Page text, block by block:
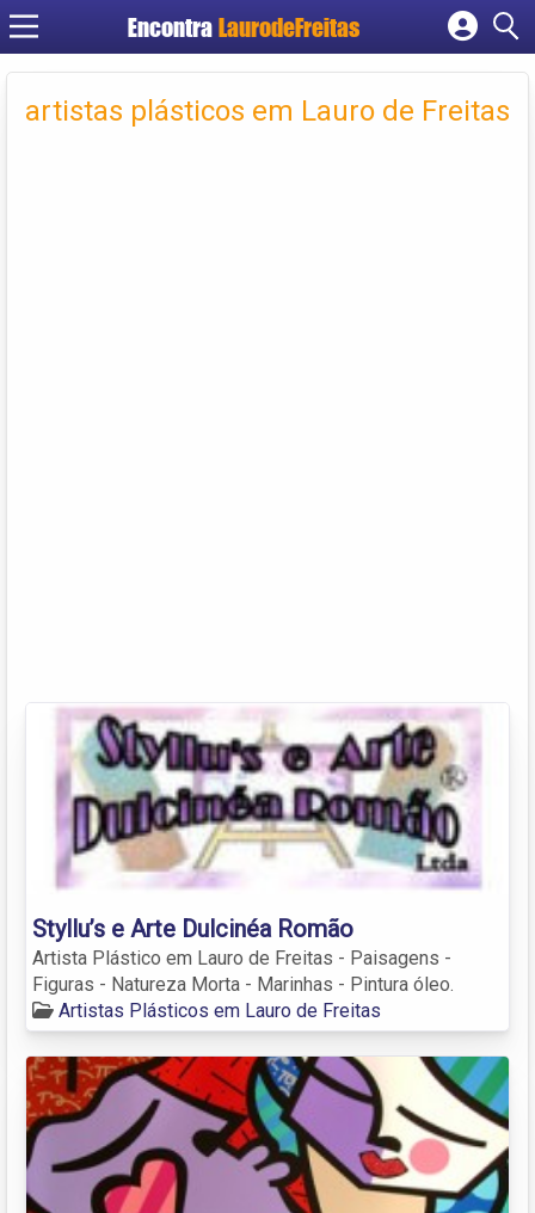
Encontra LaurodeFreitas
Fazer login
artistas plásticos em Lauro de Freitas
Styllu’s e Arte Dulcinéa Romão
Artista Plástico em Lauro de Freitas - Paisagens -
Figuras - Natureza Morta - Marinhas - Pintura óleo.
Artistas Plásticos em Lauro de Freitas